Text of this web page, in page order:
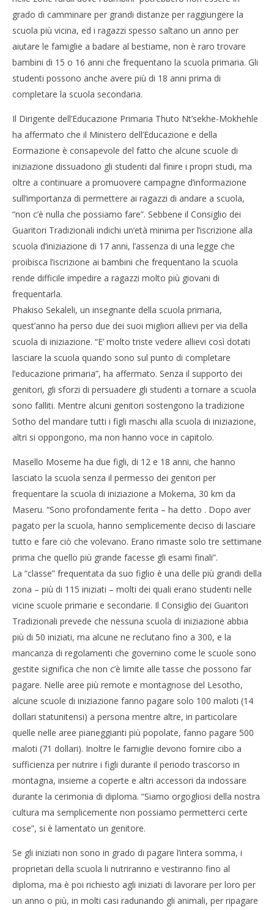
grado di camminare per grandi distanze per raggiungere la
scuola più vicina, ed i ragazzi spesso saltano un anno per
aiutare le famiglie a badare al bestiame, non è raro trovare
bambini di 15 o 16 anni che frequentano la scuola primaria. Gli
studenti possono anche avere più di 18 anni prima di
completare la scuola secondaria.
Il Dirigente dell’Educazione Primaria Thuto Nt’sekhe-Mokhehle
ha affermato che il Ministero dell’Educazione e della
Eormazione è consapevole del fatto che alcune scuole di
iniziazione dissuadono gli studenti dal finire i propri studi, ma
oltre a continuare a promuovere campagne d’informazione
sull’importanza di permettere ai ragazzi di andare a scuola,
“non c’è nulla che possiamo fare”. Sebbene il Consiglio dei
Guaritori Tradizionali indichi un’età minima per l’iscrizione alla
scuola d’iniziazione di 17 anni, l’assenza di una legge che
proibisca l’iscrizione ai bambini che frequentano la scuola
rende difficile impedire a ragazzi molto più giovani di
frequentarla.
Phakiso Sekaleli, un insegnante della scuola primaria,
quest’anno ha perso due dei suoi migliori allievi per via della
scuola di iniziazione. “E’ molto triste vedere allievi così dotati
lasciare la scuola quando sono sul punto di completare
l’educazione primaria”, ha affermato. Senza il supporto dei
genitori, gli sforzi di persuadere gli studenti a tornare a scuola
sono falliti. Mentre alcuni genitori sostengono la tradizione
Sotho del mandare tutti i figli maschi alla scuola di iniziazione,
altri si oppongono, ma non hanno voce in capitolo.
Masello Moseme ha due figli, di 12 e 18 anni, che hanno
lasciato la scuola senza il permesso dei genitori per
frequentare la scuola di iniziazione a Mokema, 30 km da
Maseru. “Sono profondamente ferita – ha detto . Dopo aver
pagato per la scuola, hanno semplicemente deciso di lasciare
tutto e fare ciò che volevano. Erano rimaste solo tre settimane
prima che quello più grande facesse gli esami finali”.
La “classe” frequentata da suo figlio è una delle più grandi della
zona – più di 115 iniziati – molti dei quali erano studenti nelle
vicine scuole primarie e secondarie. Il Consiglio dei Guaritori
Tradizionali prevede che nessuna scuola di iniziazione abbia
più di 50 iniziati, ma alcune ne reclutano fino a 300, e la
mancanza di regolamenti che governino come le scuole sono
gestite significa che non c’è limite alle tasse che possono far
pagare. Nelle aree più remote e montagnose del Lesotho,
alcune scuole di iniziazione fanno pagare solo 100 maloti (14
dollari statunitensi) a persona mentre altre, in particolare
quelle nelle aree pianeggianti più popolate, fanno pagare 500
maloti (71 dollari). Inoltre le famiglie devono fornire cibo a
sufficienza per nutrire i figli durante il periodo trascorso in
montagna, insieme a coperte e altri accessori da indossare
durante la cerimonia di diploma. “Siamo orgogliosi della nostra
cultura ma semplicemente non possiamo permetterci certe
cose”, si è lamentato un genitore.
Se gli iniziati non sono in grado di pagare l’intera somma, i
proprietari della scuola li nutriranno e vestiranno fino al
diploma, ma è poi richiesto agli iniziati di lavorare per loro per
un anno o più, in molti casi radunando gli animali, per ripagare